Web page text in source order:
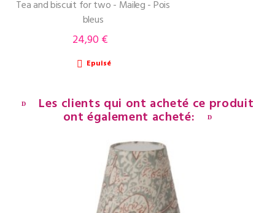
Tea and biscuit for two - Maileg - Pois
bleus
Prix
24,90 €
 Epuisé
Les clients qui ont acheté ce produit
ont également acheté: